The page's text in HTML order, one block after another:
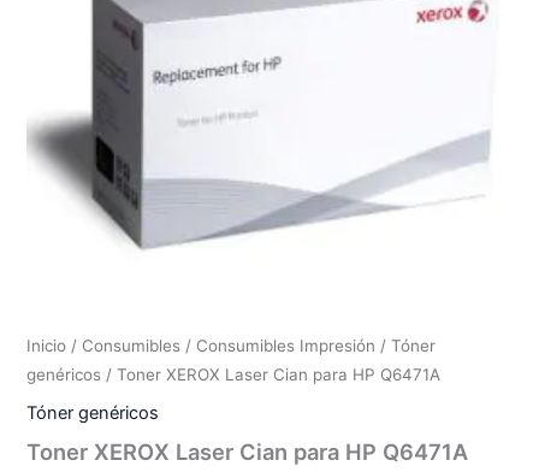
Inicio / Consumibles / Consumibles Impresión /Tóner
genéricos / Toner XEROX Laser Cian para HP Q6471A
Tóner genéricos
Toner XEROX Laser Cian para HP Q6471A